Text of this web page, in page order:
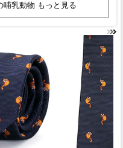
哺乳動物 もっと見る